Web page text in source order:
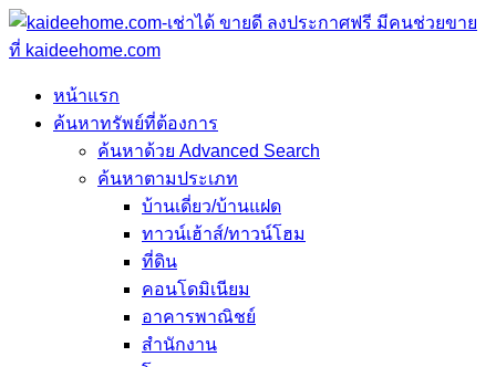
หน้าแรก
ค้นหาทรัพย์ที่ต้องการ
ค้นหาด้วย Advanced Search
ค้นหาตามประเภท
บ้านเดี่ยว/บ้านแฝด
ทาวน์เฮ้าส์/ทาวน์โฮม
ที่ดิน
คอนโดมิเนียม
อาคารพาณิชย์
สำนักงาน